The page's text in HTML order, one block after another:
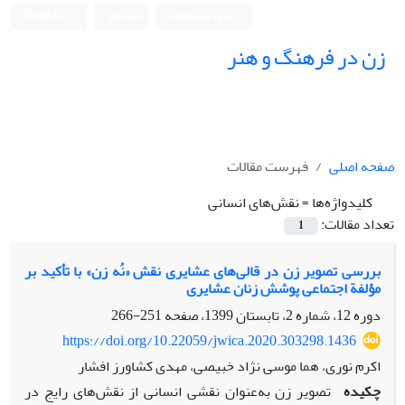
زن در فرهنگ و هنر
صفحه اصلی
فهرست مقالات
کلیدواژه‌ها =نقش‌های انسانی
تعداد مقالات:
1
بررسی تصویر زن در قالی‌های عشایری نقش «نُه‌ زن» با تأکید بر
مؤلفة اجتماعی پوشش زنان عشایری
دوره 12، شماره 2، تابستان 1399، صفحه
251-266
https://doi.org/10.22059/jwica.2020.303298.1436
اکرم نوری، هما موسی نژاد خبیصی، مهدی کشاورز افشار
چکیده تصویر زن به‌عنوان نقشی انسانی از نقش‌های رایج در